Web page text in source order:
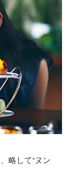
略して“ヌン